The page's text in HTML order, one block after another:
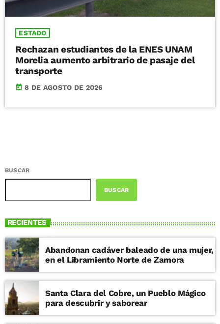
ESTADO
Rechazan estudiantes de la ENES UNAM
Morelia aumento arbitrario de pasaje del
transporte
today 8 DE AGOSTO DE 2026
BUSCAR
BUSCAR
RECIENTES
Abandonan cadáver baleado de una mujer,
en el Libramiento Norte de Zamora
Santa Clara del Cobre, un Pueblo Mágico
para descubrir y saborear